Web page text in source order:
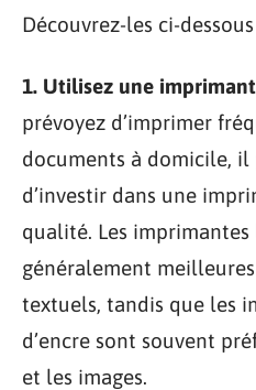
Découvrez-les ci-dessous
1. Utilisez une
prévoyez d’imprimer
documents à domicile,
d’investir dans une
qualité. Les imprimantes
généralement
textuels, tandis que les
d’encre sont souvent
et les images.